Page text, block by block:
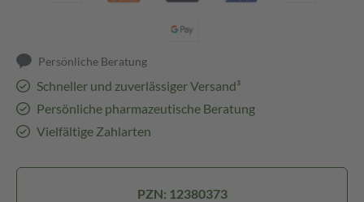
Persönliche Beratung
Schneller und zuverlässiger Versand³
Persönliche pharmazeutische Beratung
Vielfältige Zahlarten
PZN: 12380373